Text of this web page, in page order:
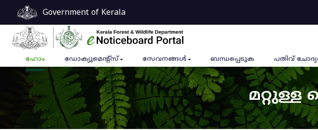
Government of Kerala
ഹോം ഡോക്യുമെൻ്റ്സ് സേവനങ്ങൾ ബന്ധപ്പെടുക പതിവ്